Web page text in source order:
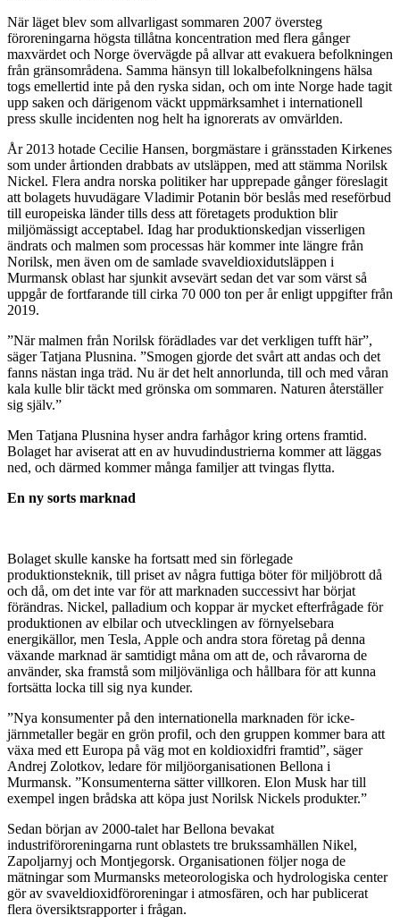
När läget blev som allvarligast sommaren 2007 översteg
föroreningarna högsta tillåtna koncentration med flera gånger
maxvärdet och Norge övervägde på allvar att evakuera befolkningen
från gränsområdena. Samma hänsyn till lokalbefolkningens hälsa
togs emellertid inte på den ryska sidan, och om inte Norge hade tagit
upp saken och därigenom väckt uppmärksamhet i internationell
press skulle incidenten nog helt ha ignorerats av omvärlden.
År 2013 hotade Cecilie Hansen, borgmästare i gränsstaden Kirkenes
som under årtionden drabbats av utsläppen, med att stämma Norilsk
Nickel. Flera andra norska politiker har upprepade gånger föreslagit
att bolagets huvudägare Vladimir Potanin bör beslås med reseförbud
till europeiska länder tills dess att företagets produktion blir
miljömässigt acceptabel. Idag har produktionskedjan visserligen
ändrats och malmen som processas här kommer inte längre från
Norilsk, men även om de samlade svaveldioxidutsläppen i
Murmansk oblast har sjunkit avsevärt sedan det var som värst så
uppgår de fortfarande till cirka 70 000 ton per år enligt uppgifter från
2019.
”När malmen från Norilsk förädlades var det verkligen tufft här”,
sägerTatjana Plusnina. ”Smogen gjorde det svårt att andas och det
fanns nästan inga träd. Nu är det helt annorlunda, till och med våran
kala kulle blir täckt med grönska om sommaren. Naturen återställer
sig själv.”
Men Tatjana Plusnina hyser andra farhågor kring ortens framtid.
Bolaget har aviserat att en av huvudindustrierna kommer att läggas
ned, och därmed kommer många familjer att tvingas flytta.
En ny sorts marknad
Bolaget skulle kanske ha fortsatt med sin förlegade
produktionsteknik, till priset av några futtiga böter för miljöbrott då
och då, om det inte var för att marknaden successivt har börjat
förändras. Nickel, palladium och koppar är mycket efterfrågade för
produktionen av elbilar och utvecklingen av förnyelsebara
energikällor, men Tesla, Apple och andra stora företag på denna
växande marknad är samtidigt måna om att de, och råvarorna de
använder, ska framstå som miljövänliga och hållbara för att kunna
fortsätta locka till sig nya kunder.
”Nya konsumenter på den internationella marknaden för icke-
järnmetaller begär en grön profil, och den gruppen kommer bara att
växa med ett Europa på väg mot en koldioxidfri framtid”, säger
Andrej Zolotkov, ledare för miljöorganisationen Bellona i
Murmansk. ”Konsumenterna sätter villkoren. Elon Musk har till
exempel ingen brådska att köpa just Norilsk Nickels produkter.”
Sedan början av 2000-talet har Bellona bevakat
industriföroreningarna runt oblastets tre brukssamhällen Nikel,
Zapoljarnyj och Montjegorsk. Organisationen följer noga de
mätningar som Murmansks meteorologiska och hydrologiska center
gör av svaveldioxidföroreningar i atmosfären, och har publicerat
flera översiktsrapporter i frågan.